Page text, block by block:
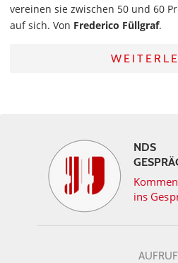
vereinen sie zwischen 50 und 60
auf sich. Von Frederico Füllgraf.
NDS
ins
AUFRUF